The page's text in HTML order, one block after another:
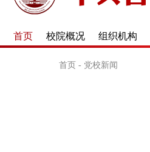
首页 校院概况 组织机构
首页 - 党校新闻